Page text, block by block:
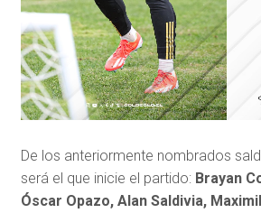
De los anteriormente nombrados
será el que inicie el partido: Brayan
Óscar Opazo, Alan Saldivia,